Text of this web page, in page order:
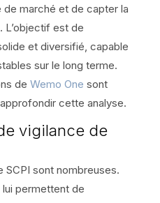
de marché et de capter la
L’objectif est de
et diversifié, capable
sur le long terme.
de Wemo One sont
cette analyse.
vigilance de
sont nombreuses.
permettent de